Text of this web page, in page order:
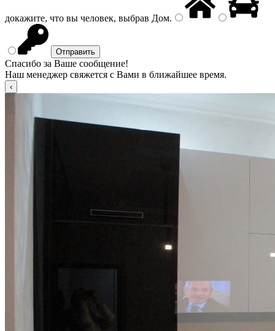
докажите, что вы человек, выбрав Дом.
Спасибо за Ваше сообщение!
Наш менеджер свяжется с Вами в ближайшее время.